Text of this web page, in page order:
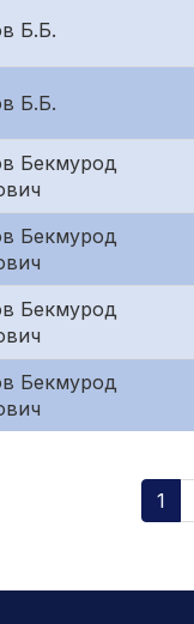
Б.Б.
Б.Б.
Бекмурод
Бекмурод
Бекмурод
Бекмурод
1